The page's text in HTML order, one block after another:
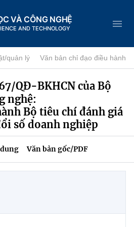
VÀ CÔNG NGHỆ
AND TECHNOLOGY
quản lý Văn bản chỉ đạo điều hành
QĐ-BKHCN của Bộ
nghệ:
Bộ tiêu chí đánh giá
số doanh nghiệp
Văn bản gốc/PDF